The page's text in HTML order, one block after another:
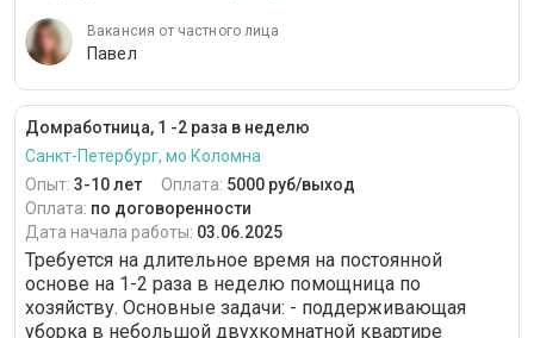
Вакансия от частного лица
Павел
Домработница, 1 -2 раза в неделю
Санкт-Петербург, мо Коломна
Опыт: 3-10 лет Оплата: 5000 руб/выход
Оплата: по договоренности
Дата начала работы: 03.06.2025
Требуется на длительное время на постоянной
основе на 1-2 раза в неделю помощница по
хозяйству. Основные задачи: - поддерживающая
уборка в небольшой двухкомнатной квартире